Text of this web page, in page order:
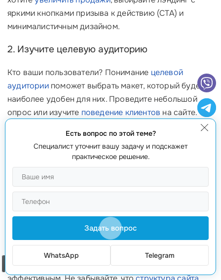
яркими кнопками призыва к действию (CTA) и
минималистичным дизайном.
2. Изучите целевую аудиторию
Кто ваши пользователи? Понимание целевой
аудиториипоможет выбрать макет, который будет
наиболее удобен для них. Проведите небольшой
опрос или изучите поведение клиентов на сайте.
молодежи, макет с яркими цветами и современным
дизайном привлечет их внимание. ✨
3. Учитывайте содержание
Что именно вы хотите разместить на своем сайте?
Содержание (тексты, изображения, видео) должно
соответствовать выбранному макету. Если у вас
много информации, стоит рассмотреть
многостраничный макет. В противном случае
одностраничный вариант может оказаться более
Есть вопрос по этой теме?
Специалист уточнит вашу задачу и подскажет
практическое решение.
Задать вопрос
WhatsApp Telegram
Заказать звонок